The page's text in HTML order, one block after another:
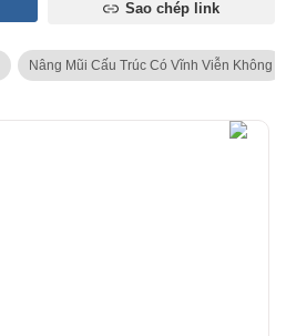
Sao chép link
Nâng Mũi Cấu Trúc Có Vĩnh Viễn Không